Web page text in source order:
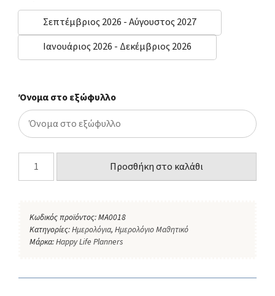
Σεπτέμβριος 2026 - Αύγουστος 2027
Ιανουάριος 2026 - Δεκέμβριος 2026
Όνομα στο εξώφυλλο
Προσθήκη στο καλάθι
Κωδικός προϊόντος:MA0018
Κατηγορίες:Ημερολόγια, Ημερολόγιο Μαθητικό
Μάρκα:Happy Life Planners